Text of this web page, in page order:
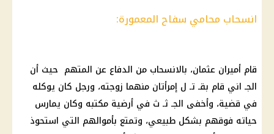
انسحاب محامي سفاح المعمورة:
قام أميران عثمان، بالانسحاب من الدفاع عن المتهم حيث أن
الجـ اني قام بقـ تـ ل إمرأتان منهما زوجته، ورجل كان يوكله
في قضية، وأخفى الجـ ثـ ث في أرضية مكتبه وكان يمارس
حياته فوقهم بشكل طبيعي، وتمتع بأموالهم التي استحوذ